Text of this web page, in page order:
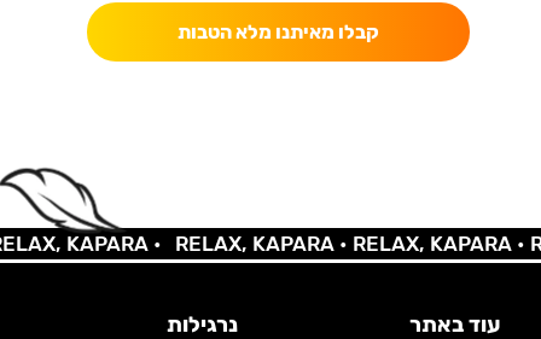
קבלו מאיתנו מלא הטבות
KAPARA • RELAX, KAPARA •RELAX, KAPARA •
עוד באתר נרגילות